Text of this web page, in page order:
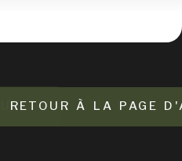
RETOUR À LA PAGE